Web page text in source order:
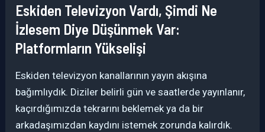
Eskiden Televizyon Vardı, Şimdi Ne
İzlesem Diye Düşünmek Var:
Platformların Yükselişi
Eskiden televizyon kanallarının yayın akışına
bağımlıydık. Diziler belirli gün ve saatlerde yayınlanır,
kaçırdığımızda tekrarını beklemek ya da bir
arkadaşımızdan kaydını istemek zorunda kalırdık.